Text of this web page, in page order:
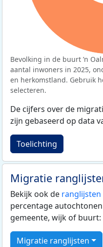
Bevolking in de buurt ’n
aantal inwoners in 2025,
en herkomstland. Gebruik
selecteren.
De cijfers over de
zijn gebaseerd op data
Toelichting
Migratie
Bekijk ook de ranglijsten
percentage
gemeente, wijk of buurt:
Migratie ranglijsten